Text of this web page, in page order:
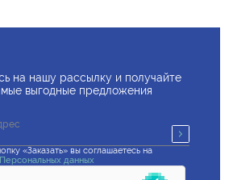
на нашу рассылку и получайте
выгодные предложения
«Заказать» вы соглашаетесь на
Персональных данных